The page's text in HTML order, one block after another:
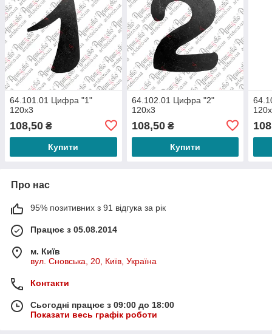
64.101.01 Цифра "1"
120х3
108,50 ₴
Купити
64.102.01 Цифра "2"
120х3
108,50₴
Купити
Про нас
95% позитивних з 91 відгука за рік
Працює з 05.08.2014
м. Київ
вул. Сновська, 20, Київ, Україна
Контакти
Сьогодні працює з 09:00 до 18:00
Показати весь графік роботи